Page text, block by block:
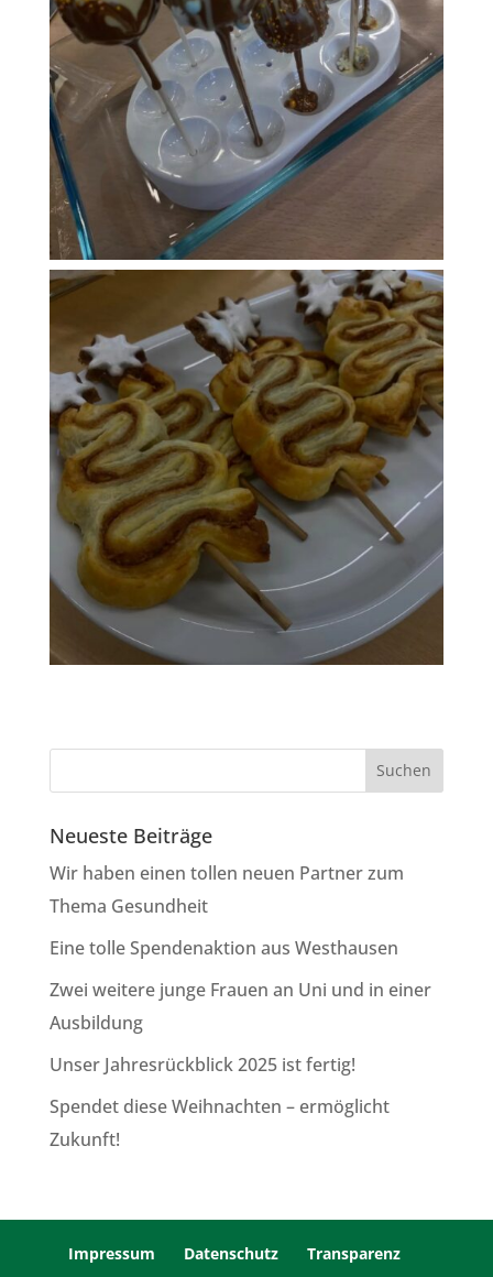
Neueste Beiträge
Wir haben einen tollen neuen Partner zum
Thema Gesundheit
Eine tolle Spendenaktion aus Westhausen
Zwei weitere junge Frauen an Uni und in einer
Ausbildung
Unser Jahresrückblick 2025 ist fertig!
Spendet diese Weihnachten – ermöglicht
Zukunft!
Impressum Datenschutz Transparenz